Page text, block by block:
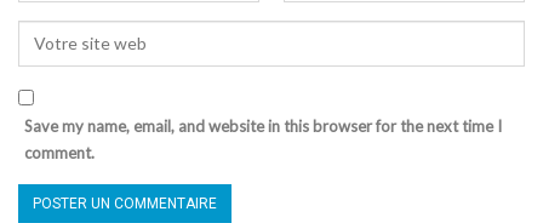
Save my name, email, and website in this browser for the next time I
comment.